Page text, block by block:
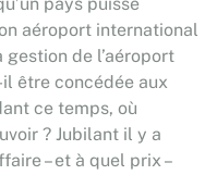
aéroport international
de l’aéroport
être concédée aux
ce temps, où
? Jubilant il y a
– et à quel prix –